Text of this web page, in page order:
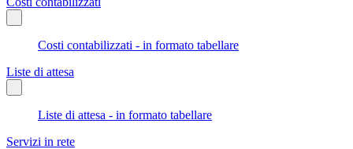
Costi contabilizzati - in formato tabellare
Liste di attesa
Liste di attesa - in formato tabellare
Servizi in rete